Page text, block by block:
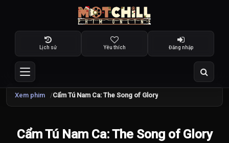
Lịch sử Yêu thích Đăng nhập
Xem phim Cẩm Tú Nam Ca: The Song of Glory
7.5 /10
Cẩm Tú Nam Ca: The Song of Glory